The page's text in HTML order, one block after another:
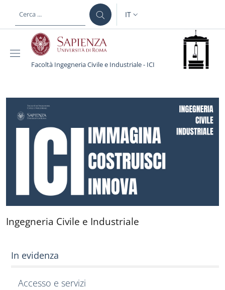
al contenuto principale
SELETTORE LINGUA:
IT
Facoltà Ingegneria Civile e Industriale - ICI
Ingegneria Civile e
Ingegneria Civile e Industriale
In evidenza
Accesso e servizi